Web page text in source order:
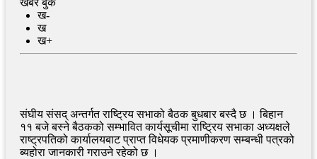
ख-
ख
ख+
संघीय संसद् अन्तर्गत राष्ट्रिय सभाको बैठक बुधबार बस्दै छ । बिहान
११ बजे बस्ने बैठकको सम्भावित कार्यसूचीमा राष्ट्रिय सभाका अध्यक्षले
राष्ट्रपतिको कार्यालयबाट प्राप्त विधेयक प्रमाणीकरण सम्बन्धी पत्रको
ब्यहोरा जानकारी गराउने रहेको छ ।